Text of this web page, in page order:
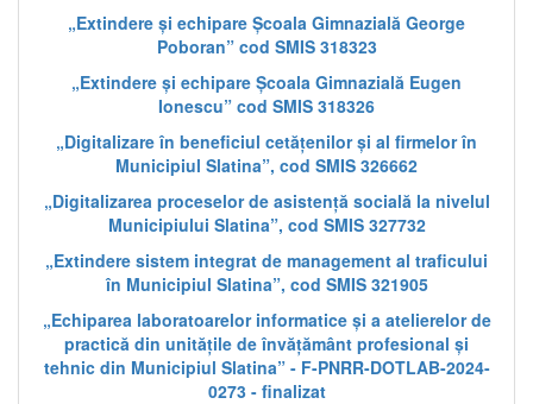
„Extindere și echipare Școala Gimnazială George
Poboran” cod SMIS 318323
„Extindere și echipare Școala Gimnazială Eugen
Ionescu” cod SMIS 318326
„Digitalizare în beneficiul cetățenilor și al firmelor în
Municipiul Slatina”, cod SMIS 326662
„Digitalizarea proceselor de asistență socială la nivelul
Municipiului Slatina”, cod SMIS 327732
„Extindere sistem integrat de management al traficului
în Municipiul Slatina”, cod SMIS 321905
„Echiparea laboratoarelor informatice și a atelierelor de
practică din unitățile de învățământ profesional și
tehnic din Municipiul Slatina” - F-PNRR-DOTLAB-2024-
0273 - finalizat